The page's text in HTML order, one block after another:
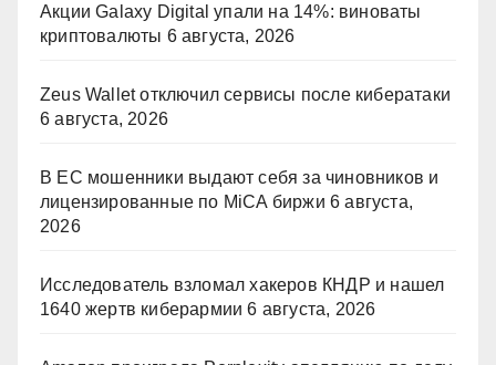
Акции Galaxy Digital упали на 14%: виноваты
криптовалюты 6 августа, 2026
Zeus Wallet отключил сервисы после кибератаки
6 августа, 2026
В ЕС мошенники выдают себя за чиновников и
лицензированные по MiCA биржи 6 августа,
2026
Исследователь взломал хакеров КНДР и нашел
1640 жертв киберармии 6 августа, 2026